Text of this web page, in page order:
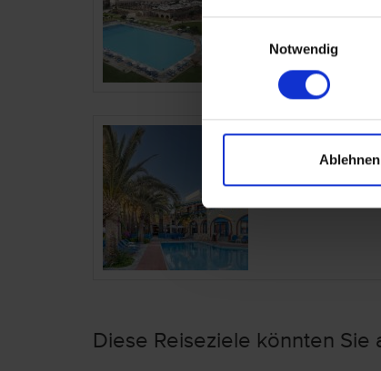
Notwendig
Ablehnen
Griechenland –
Palm Bay
Griechenland –
Diese Reiseziele könnten Sie